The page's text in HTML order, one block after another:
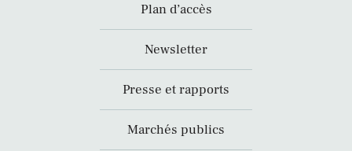
Plan d’accès
Newsletter
Presse et rapports
Marchés publics